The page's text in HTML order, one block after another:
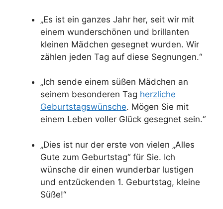
„Es ist ein ganzes Jahr her, seit wir mit
einem wunderschönen und brillanten
kleinen Mädchen gesegnet wurden. Wir
zählen jeden Tag auf diese Segnungen.“
„Ich sende einem süßen Mädchen an
seinem besonderen Tag herzliche
Geburtstagswünsche. Mögen Sie mit
einem Leben voller Glück gesegnet sein.“
„Dies ist nur der erste von vielen „Alles
Gute zum Geburtstag“ für Sie. Ich
wünsche dir einen wunderbar lustigen
und entzückenden 1. Geburtstag, kleine
Süße!“